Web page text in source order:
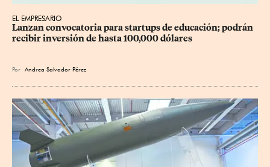
EL EMPRESARIO
Lanzan convocatoria para startups de educación; podrán
recibir inversión de hasta 100,000 dólares
Por Andrea Salvador Pérez